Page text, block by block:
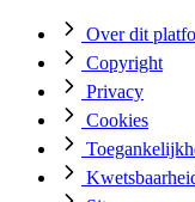
Over dit
Copyright
Privacy
Cookies